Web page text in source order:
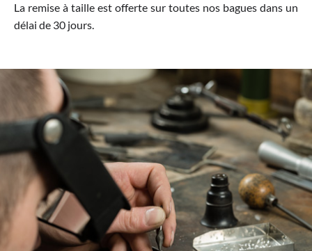
La remise à taille est offerte sur toutes nos bagues dans un
délai de 30 jours.